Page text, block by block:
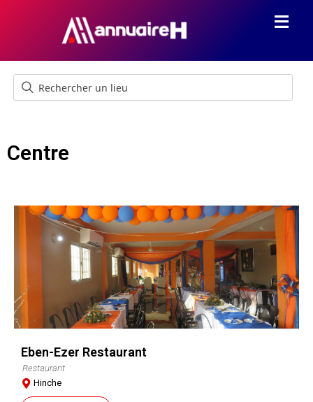
Centre
Eben-Ezer Restaurant
Restaurant
Hinche